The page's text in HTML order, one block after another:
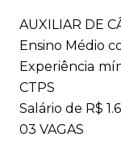
AUXILIAR DE
Ensino Médio
Experiência
CTPS
Salário de R$
03 VAGAS